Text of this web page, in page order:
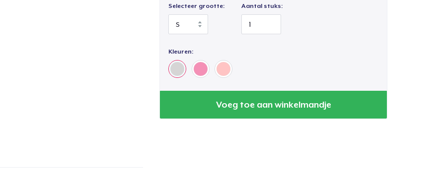
Selecteer grootte: Aantal stuks:
Kleuren:
Voeg toe aan winkelmandje